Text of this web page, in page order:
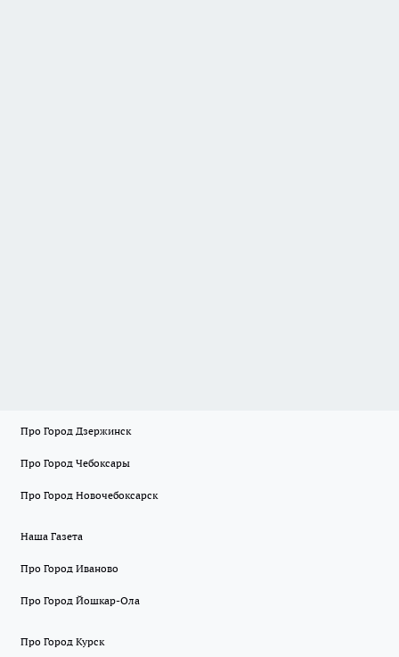
Про Город Дзержинск
Про Город Чебоксары
Про Город Новочебоксарск
Наша Газета
Про Город Иваново
Про Город Йошкар-Ола
Про Город Курск